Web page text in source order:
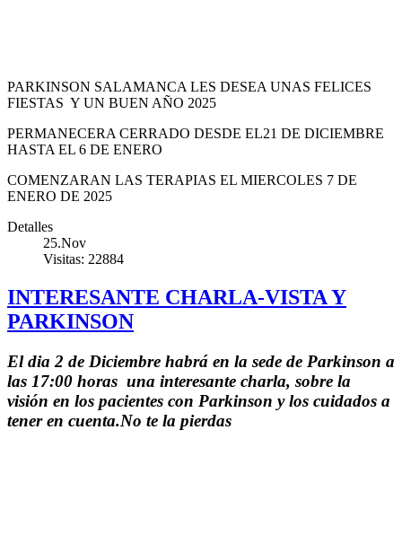
PARKINSON SALAMANCA LES DESEA UNAS FELICES
FIESTAS Y UN BUEN AÑO 2025
PERMANECERA CERRADO DESDE EL21 DE DICIEMBRE
HASTA EL 6 DE ENERO
COMENZARAN LAS TERAPIAS EL MIERCOLES 7 DE
ENERO DE 2025
Detalles
25.Nov
Visitas: 22884
INTERESANTE CHARLA-VISTA Y
PARKINSON
El dia 2 de Diciembre habrá en la sede de Parkinson a
las 17:00 horas una interesante charla, sobre la
visión en los pacientes con Parkinson y los cuidados a
tener en cuenta.No te la pierdas